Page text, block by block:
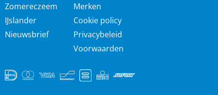
Zomereczeem
IJslander
Nieuwsbrief
Merken
Cookie policy
Privacybeleid
Voorwaarden